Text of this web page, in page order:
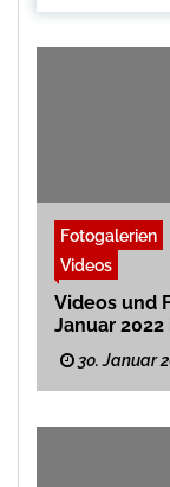
Fotogalerien
Videos
Videos und
Januar
30. Januar